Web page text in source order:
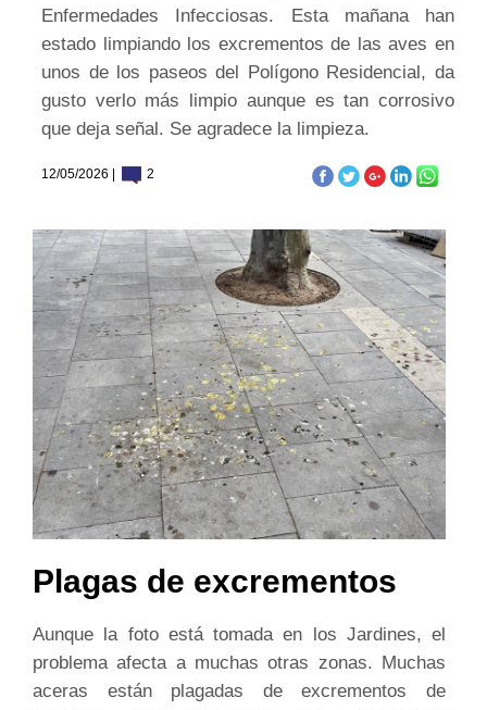
Enfermedades Infecciosas. Esta mañana han
estado limpiando los excrementos de las aves en
unos de los paseos del Polígono Residencial, da
gusto verlo más limpio aunque es tan corrosivo
que deja señal. Se agradece la limpieza.
12/05/2026 | 2
Plagas de excrementos
Aunque la foto está tomada en los Jardines, el
problema afecta a muchas otras zonas. Muchas
aceras están plagadas de excrementos de